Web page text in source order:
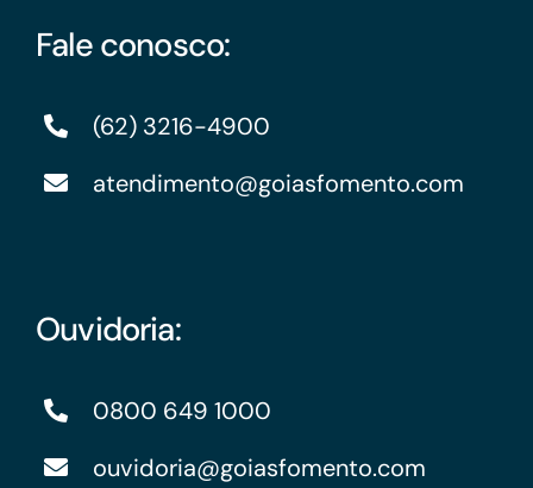
Fale conosco:
(62) 3216-4900
atendimento@goiasfomento.com
Ouvidoria:
0800 649 1000
ouvidoria@goiasfomento.com